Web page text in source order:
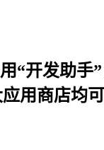
“开发助手
用商店均